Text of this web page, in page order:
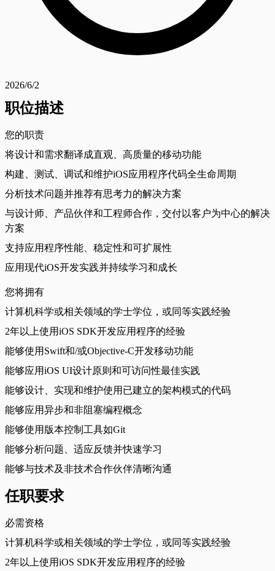
2026/6/2
职位描述
您的职责
将设计和需求翻译成直观、高质量的移动功能
构建、测试、调试和维护iOS应用程序代码全生命周期
分析技术问题并推荐有思考力的解决方案
与设计师、产品伙伴和工程师合作，交付以客户为中心的解决
方案
支持应用程序性能、稳定性和可扩展性
应用现代iOS开发实践并持续学习和成长
您将拥有
计算机科学或相关领域的学士学位，或同等实践经验
2年以上使用iOS SDK开发应用程序的经验
能够使用Swift和/或Objective-C开发移动功能
能够应用iOS UI设计原则和可访问性最佳实践
能够设计、实现和维护使用已建立的架构模式的代码
能够应用异步和非阻塞编程概念
能够使用版本控制工具如Git
能够分析问题、适应反馈并快速学习
能够与技术及非技术合作伙伴清晰沟通
任职要求
必需资格
计算机科学或相关领域的学士学位，或同等实践经验
2年以上使用iOS SDK开发应用程序的经验